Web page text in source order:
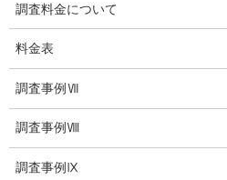
浮気調査専門
結婚前の行動調査
結婚調査
社員の行動調査
行動調査
調査料金について
料金表
調査事例Ⅶ
調査事例Ⅷ
調査事例Ⅸ